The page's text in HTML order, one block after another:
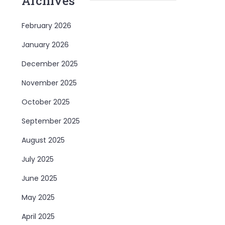
February 2026
January 2026
December 2025
November 2025
October 2025
September 2025
August 2025
July 2025
June 2025
May 2025
April 2025